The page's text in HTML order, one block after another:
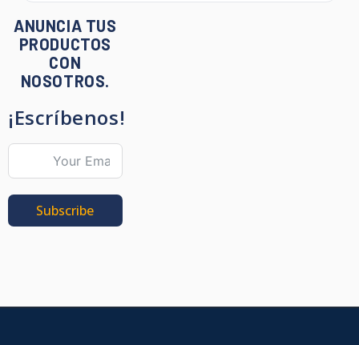
ANUNCIA TUS
PRODUCTOS
CON
NOSOTROS.
¡Escríbenos!
Subscribe